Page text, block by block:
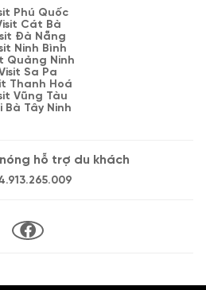
Phú Quốc
Cát Bà
Đà Nẵng
Ninh Bình
Quảng Ninh
Sa Pa
Thanh Hoá
Vũng Tàu
Bà Tây Ninh
hỗ trợ du khách